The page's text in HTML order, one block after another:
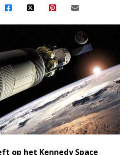
op het Kennedy Space